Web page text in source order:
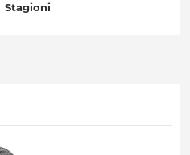
Stagioni